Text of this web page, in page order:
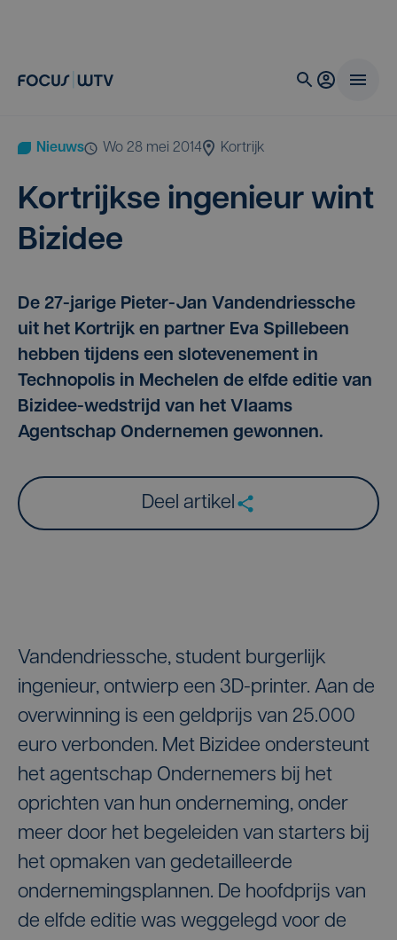
Nieuws wo 28 mei 2014 Kortrijk
Kort­rijk­se inge­ni­eur wint
Bizidee
De 27-jarige Pieter-Jan Vandendriessche
uit het Kortrijk en partner Eva Spillebeen
hebben tijdens een slotevenement in
Technopolis in Mechelen de elfde editie van
Bizidee-wedstrijd van het Vlaams
Agentschap Ondernemen gewonnen.
Deel artikel
Vandendriessche, student burgerlijk
ingenieur, ontwierp een 3D-printer. Aan de
overwinning is een geldprijs van 25.000
euro verbonden. Met Bizidee ondersteunt
het agentschap Ondernemers bij het
oprichten van hun onderneming, onder
meer door het begeleiden van starters bij
het opmaken van gedetailleerde
ondernemingsplannen. De hoofdprijs van
de elfde editie was weggelegd voor de